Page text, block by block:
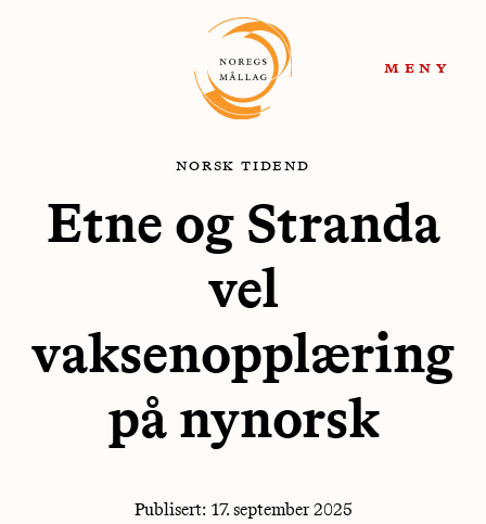
meny
norsk tidend
Etne og Stranda
vel
vaksenopplæring
på nynorsk
Publisert: 17. september 2025